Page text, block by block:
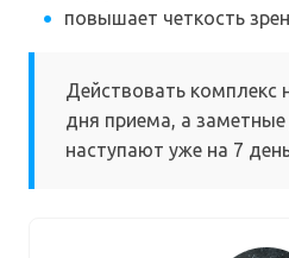
повышает четкость
Действовать комплекс
дня приема, а
наступают уже на 7